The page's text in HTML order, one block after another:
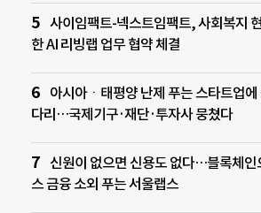
사이임팩트-넥스트임팩트, 사회복지
한 AI 리빙랩 업무 협약 체결
아시아ㆍ태평양 난제 푸는 스타트업에
다리…국제기구·재단·투자사 뭉쳤다
신원이 없으면 신용도 없다…블록체인
스 금융 소외 푸는 서울랩스